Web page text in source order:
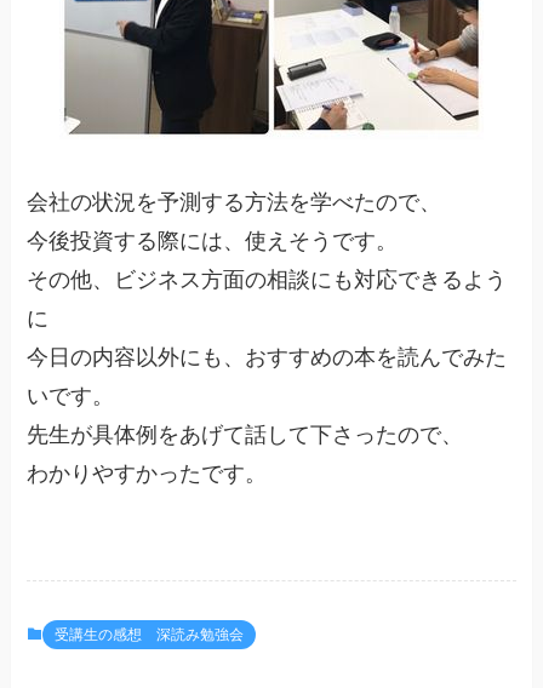
会社の状況を予測する方法を学べたので、
今後投資する際には、使えそうです。
その他、ビジネス方面の相談にも対応できるよう
に
今日の内容以外にも、おすすめの本を読んでみた
いです。
先生が具体例をあげて話して下さったので、
わかりやすかったです。
受講生の感想 深読み勉強会